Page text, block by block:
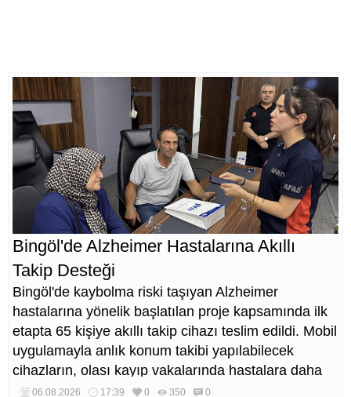
Bingöl'de Alzheimer Hastalarına Akıllı
Takip Desteği
Bingöl'de kaybolma riski taşıyan Alzheimer
hastalarına yönelik başlatılan proje kapsamında ilk
etapta 65 kişiye akıllı takip cihazı teslim edildi. Mobil
uygulamayla anlık konum takibi yapılabilecek
cihazların, olası kayıp vakalarında hastalara daha
kısa sürede ulaşılmasını sağlaması hedefleniyor.
06.08.2026 17:39 0 350 0